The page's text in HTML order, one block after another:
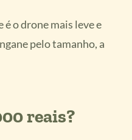
o drone mais leve e
pelo tamanho, a
reais?